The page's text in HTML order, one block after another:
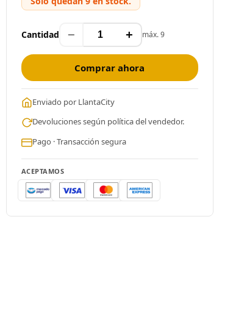
Cantidad − + máx. 9
Comprar ahora
Enviado por LlantaCity
Devoluciones según política del vendedor.
Pago · Transacción segura
ACEPTAMOS